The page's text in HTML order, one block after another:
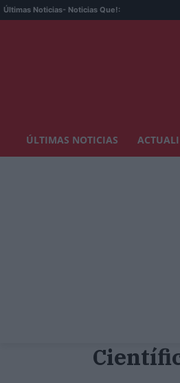
Últimas Noticias- Noticias Que!:
ÚLTIMAS NOTICIAS